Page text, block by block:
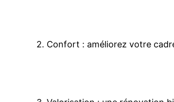
2. Confort : améliorez votre